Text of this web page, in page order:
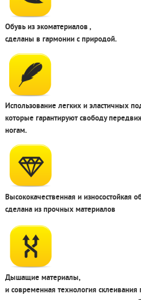
Обувь из экоматериалов ,
сделаны в гармонии с природой.
Использование легких и эластичных
которые гарантируют свободу
ногам.
Высококачественная и износостойкая
сделана из прочных материалов
Дышащие материалы,
и современная технология склеивания